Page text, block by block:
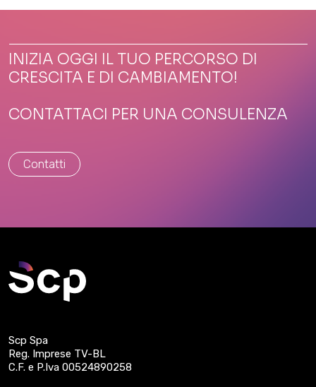
INIZIA OGGI IL TUO PERCORSO DI
CRESCITA E DI CAMBIAMENTO!
CONTATTACI PER UNA CONSULENZA
Contatti
Scp Spa
Reg. Imprese TV-BL
C.F. e P.Iva 00524890258